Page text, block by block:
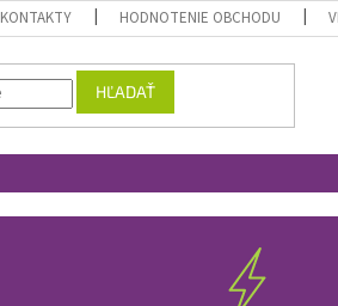
KONTAKTY HODNOTENIE OBCHODU
HĽADAŤ